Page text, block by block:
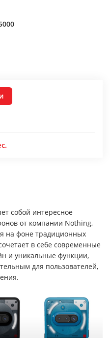
собой интересное
от компании Nothing,
на фоне традиционных
в себе современные
и уникальные функции,
для пользователей,